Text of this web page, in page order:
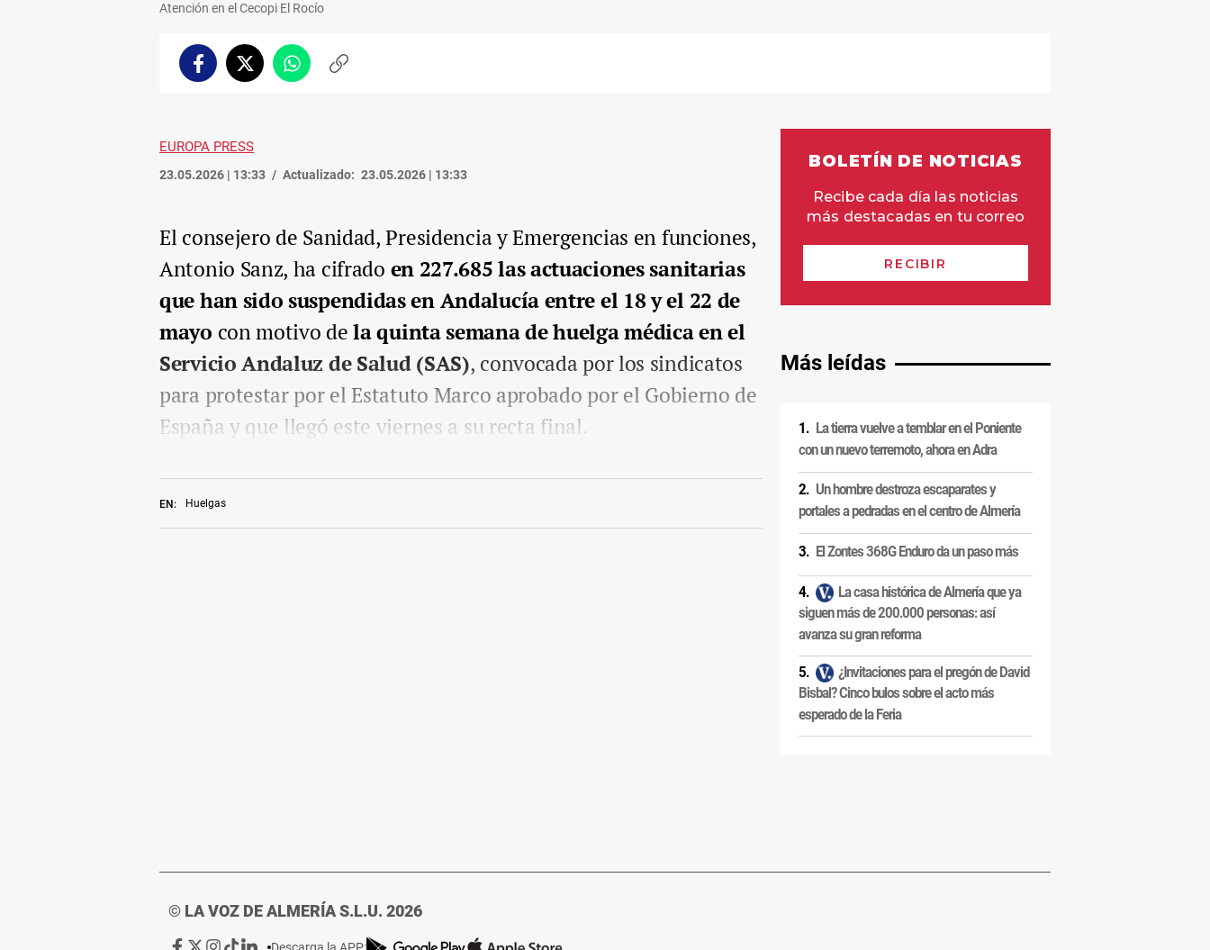
Atención en el Cecopi El Rocío
FacebookTwitterWhatsappCopiar
EUROPA PRESS
23.05.2026 | 13:33 Actualizado: 23.05.2026 | 13:33
EN: Huelgas
El consejero de Sanidad, Presidencia y Emergencias en funciones,
Antonio Sanz, ha cifrado en 227.685 las actuaciones sanitarias
que han sido suspendidas en Andalucía entre el 18 y el 22 de
mayo con motivo dela quinta semana de huelga médica en el
Servicio Andaluz de Salud (SAS), convocada por los sindicatos
para protestar por el Estatuto Marco aprobado por el Gobierno de
España y que llegó este viernes a su recta final.
Más leídas
La tierra vuelve a temblar en el Poniente
con un nuevo terremoto, ahora en Adra
Un hombre destroza escaparates y
portales a pedradas en el centro de Almería
El Zontes 368G Enduro da un paso más
La casa histórica de Almería que ya
siguen más de 200.000 personas: así
avanza su gran reforma
¿Invitaciones para el pregón de David
Bisbal? Cinco bulos sobre el acto más
esperado de la Feria
© LA VOZ DE ALMERÍA S.L.U. 2026
Ir Ir Ir Ir Ir